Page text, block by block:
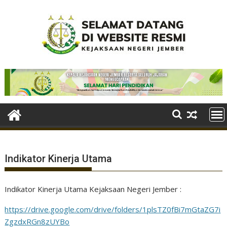
Indikator Kinerja Utama
Indikator Kinerja Utama Kejaksaan Negeri Jember :
https://drive.google.com/drive/folders/1plsTZ0fBi7mGtaZG7i
ZgzdxRGn8zUYBo